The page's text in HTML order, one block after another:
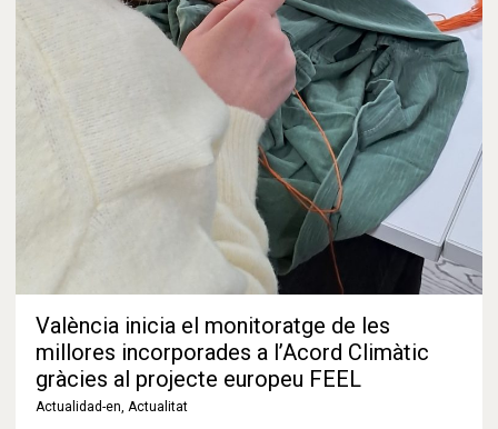
València inicia el monitoratge de les
millores incorporades a l’Acord Climàtic
gràcies al projecte europeu FEEL
Actualidad-en Actualitat